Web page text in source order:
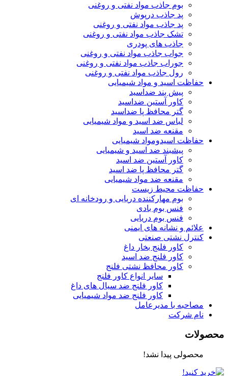
بوم جاذب مواد نفتی و روغنی
پد جاذب درپوش
پد جاذب مواد نفتی و روغنی
تشک جاذب مواد نفتی و روغنی
جاذب های پودری
جواب جاذب مواد نفتی و روغنی
جوراب جاذب مواد نفتی و روغنی
رول جاذب مواد نفتی و روغنی
حفاظت اسید و مواد شیمیایی
پیش بند ضداسید
کاور آستین ضداسید
گتر محافظ پا ضداسید
لباس ضد اسید و مواد شیمیایی
مقنعه ضد اسید
حفاظت اسیدومواد شیمیایی
پیشبند ضد اسید و شیمیایی
کاور آستین ضد اسید
گتر محافظ پا ضد اسید
مقنعه ضد مواد شیمیایی
حفاظت محیط زیست
بوم مهارکننده دریایی و رودخانه ای
فنس بوم بادی
فنس بوم دریایی
علائم و نشانه های ایمنی
کنترل نشتی صنعتی
کاور فلنج بخار داغ
کاور فلنج ضد اسید
کاور محافظ نشتی فلنج
سایر انواع کاور فلنج
کاور فلنج ضد سیال های داغ
کاور فلنج ضد مواد شیمیایی
مصاحبه با مدیرعامل
نام شرکت
محصولات
محصولی پیدا نشد!